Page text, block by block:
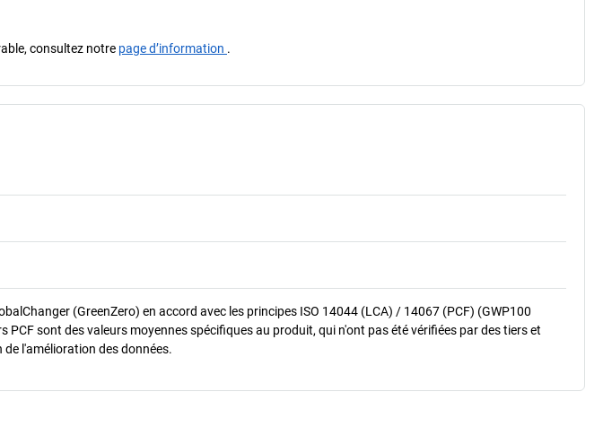
consultez notre page d’information .
(GreenZero) en accord avec les principes ISO 14044 (LCA) / 14067 (PCF) (GWP100
PCF sont des valeurs moyennes spécifiques au produit, qui n'ont pas été vérifiées par des tiers et
l'amélioration des données.